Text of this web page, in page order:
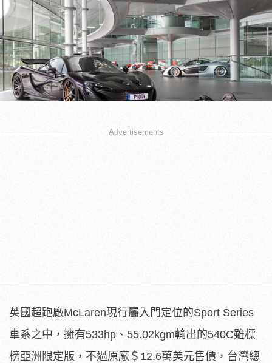
Advertisements
英國超跑廠McLaren現行屬入門定位的Sport Series
車系之中，擁有533hp、55.02kgm輸出的540C雖標
榜亞洲限定版，不過原廠＄12.6萬美元售價，台灣總